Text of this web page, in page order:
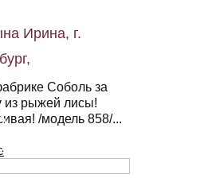
Ирина, г.
Соболь за
из рыжей лисы!
/модель 858/...